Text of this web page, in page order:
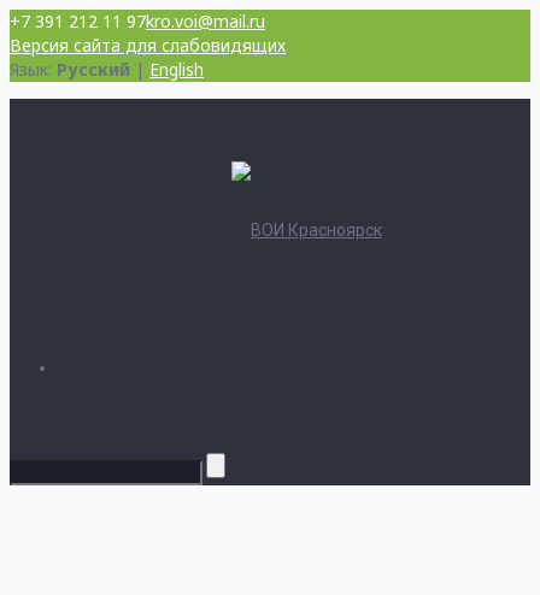
+7 391 212 11 97kro.voi@mail.ru
Версия сайта для слабовидящих
Язык: Русский | English